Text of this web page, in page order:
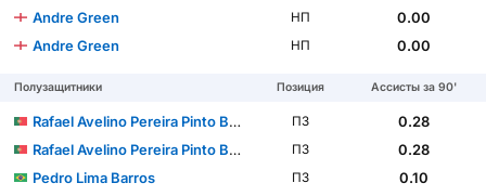
Andre Green
НП
0.00
Andre Green
НП 0.00
Полузащитники Позиция Ассисты за 90'
Rafael Avelino Pereira Pinto Barbosa ПЗ
0.28
Rafael Avelino Pereira Pinto Barbosa
ПЗ
0.28
Pedro Lima Barros
ПЗ
0.10